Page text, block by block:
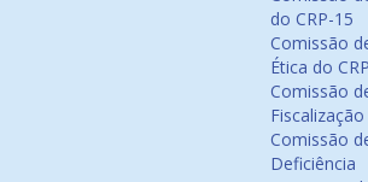
do CRP-15
Comissão
Ética do
Comissão
Comissão
Deficiência